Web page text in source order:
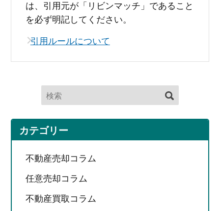
は、引用元が「リビンマッチ」であること
を必ず明記してください。
引用ルールについて
カテゴリー
不動産売却コラム
任意売却コラム
不動産買取コラム